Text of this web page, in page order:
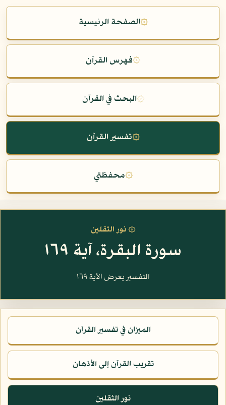
۞الصفحة الرئيسية
۞فهرس القرآن
۞البحث في القرآن
۞تفسير القرآن
۞محفظتي
۞ نور الثقلين
سورة البقرة، آية ١٦٩
التفسير يعرض الآية ١٦٩
الميزان في تفسير القرآن
تقريب القرآن إلى الأذهان
نور الثقلين